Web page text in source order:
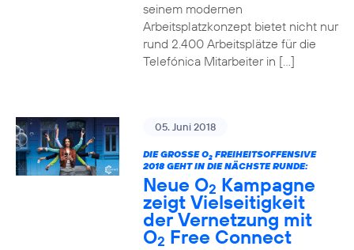
seinem modernen
Arbeitsplatzkonzept bietet nicht nur
rund 2.400 Arbeitsplätze für die
Telefónica Mitarbeiter in […]
05. Juni 2018
DIE GROSSE O 2FREIHEITSOFFENSIVE
2018 GEHT IN DIE NÄCHSTE RUNDE:
Neue O2 Kampagne
zeigt Vielseitigkeit
der Vernetzung mit
O2 Free Connect